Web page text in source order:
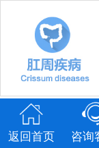
点击咨询